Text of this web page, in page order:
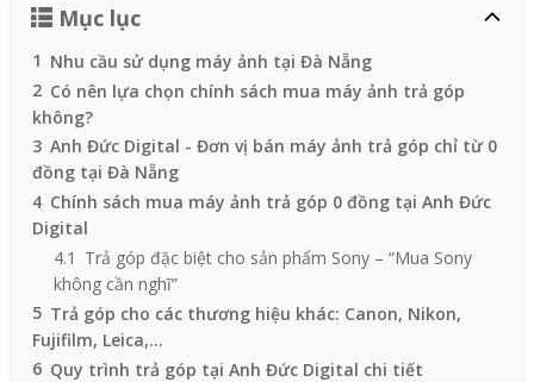
Mục lục
1 Nhu cầu sử dụng máy ảnh tại Đà Nẵng
2 Có nên lựa chọn chính sách mua máy ảnh trả góp​
không?
3 Anh Đức Digital - Đơn vị bán máy ảnh trả góp chỉ từ 0
đồng tại Đà Nẵng
4 Chính sách mua máy ảnh trả góp 0 đồng tại Anh Đức
Digital
4.1 Trả góp đặc biệt cho sản phẩm Sony – “Mua Sony
không cần nghĩ”
5 Trả góp cho các thương hiệu khác: Canon, Nikon,
Fujifilm, Leica,...
6 Quy trình trả góp tại Anh Đức Digital chi tiết